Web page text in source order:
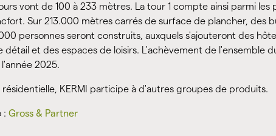
vont de 100 à 233 mètres. La tour 1 compte ainsi parmi les
Sur 213.000 mètres carrés de surface de plancher, des
personnes seront construits, auxquels s'ajouteront des
détail et des espaces de loisirs. L'achèvement de l'ensemble
2025.
KERMI participe à d'autres groupes de produits.
: Gross & Partner